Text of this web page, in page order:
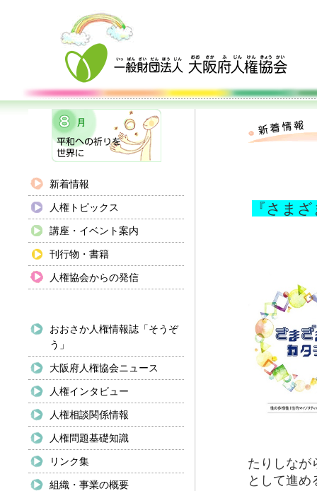
新着情報
人権トピックス
講座・イベント案内
刊行物・書籍
人権協会からの発信
おおさか人権情報誌「そうぞ
う」
大阪府人権協会ニュース
人権インタビュー
人権相談関係情報
人権問題基礎知識
リンク集
組織・事業の概要
『さま
たりしなが
として進め